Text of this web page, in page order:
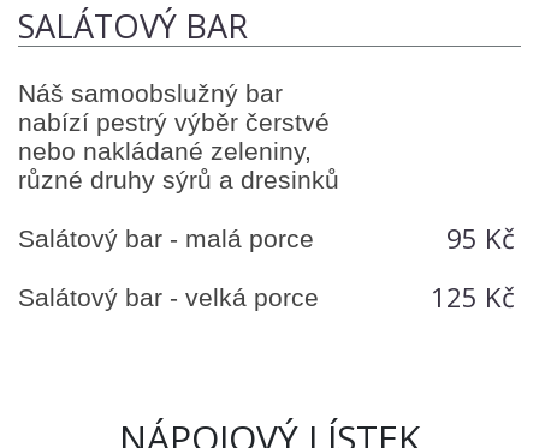
SALÁTOVÝ BAR
Náš samoobslužný bar
nabízí pestrý výběr čerstvé
nebo nakládané zeleniny,
různé druhy sýrů a dresinků
Salátový bar - malá porce 95 Kč
Salátový bar - velká porce 125 Kč